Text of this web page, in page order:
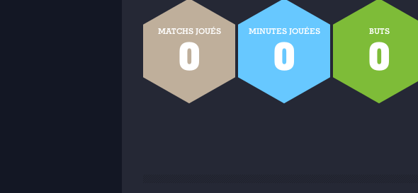
MATCHS JOUÉS
0
MINUTES JOUÉES
0
BUTS
0